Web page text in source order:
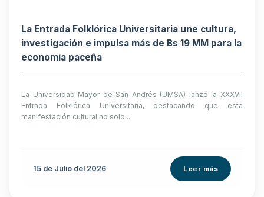
La Entrada Folklórica Universitaria une cultura,
investigación e impulsa más de Bs 19 MM para la
economía paceña
La Universidad Mayor de San Andrés (UMSA) lanzó la XXXVII
Entrada Folklórica Universitaria, destacando que esta
manifestación cultural no solo...
15 de Julio del 2026 Leer más